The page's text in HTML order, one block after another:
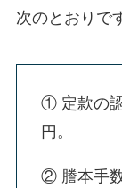
次のとおりで
① 定款の
円。
② 謄本手